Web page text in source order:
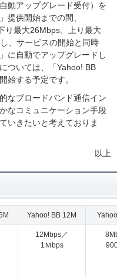
動アップグレード受付）を
提供開始までの間、
り最大26Mbps、上り最大
、サービスの開始と同時
に自動でアップグレードし
ついては、「Yahoo! BB
始する予定です。
なブロードバンド通信イン
なコミュニケーション手段
いきたいと考えておりま
以上
Yahoo! BB 12M
12Mbps／
1Ｍbps